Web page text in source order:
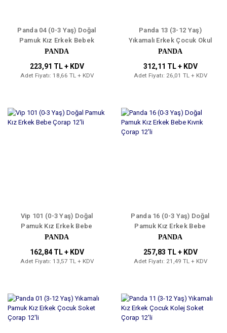
Panda 04 (0-3 Yaş) Doğal
Pamuk Kız Erkek Bebek
Çorap 12'li
PANDA
223,91 TL + KDV
Adet Fiyatı: 18,66 TL + KDV
Panda 13 (3-12 Yaş)
Yıkamalı Erkek Çocuk Okul
Çorabı 12'li
PANDA
312,11 TL + KDV
Adet Fiyatı: 26,01 TL + KDV
Vip 101 (0-3 Yaş) Doğal
Pamuk Kız Erkek Bebe
Çorap 12'li
PANDA
162,84 TL + KDV
Adet Fiyatı: 13,57 TL + KDV
Panda 16 (0-3 Yaş) Doğal
Pamuk Kız Erkek Bebe
Kıvrık Çorap 12'li
PANDA
257,83 TL + KDV
Adet Fiyatı: 21,49 TL + KDV